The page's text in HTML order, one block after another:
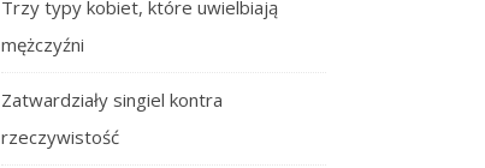
Trzy typy kobiet, które uwielbiają
mężczyźni
Zatwardziały singiel kontra
rzeczywistość